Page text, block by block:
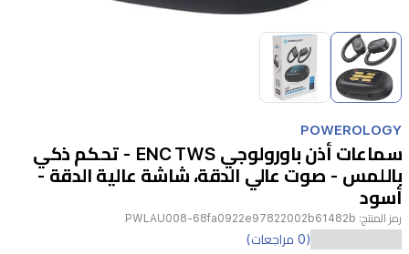
Item
1
of
1
2
POWEROLOGY
سماعات أذن باورولوجي ENC TWS - تحكم ذكي
باللمس - صوت عالي الدقة، شاشة عالية الدقة -
أسود
رمز المنتج: PWLAU008-68fa0922e97822002b61482b
(0 مراجعات)